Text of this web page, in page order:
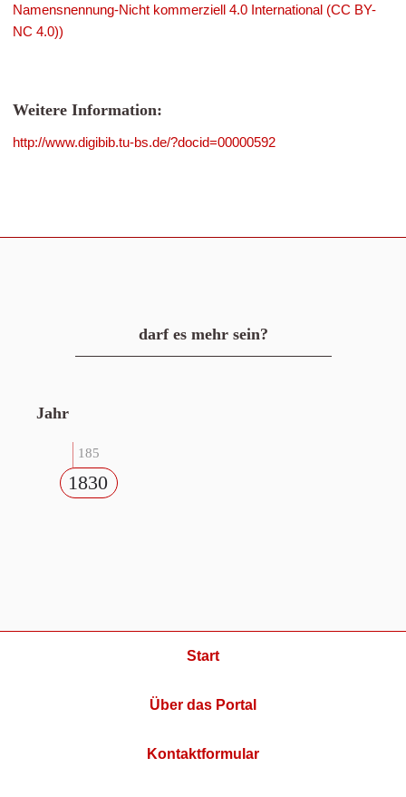
Namensnennung-Nicht kommerziell 4.0 International (CC BY-
NC 4.0))
Weitere Information:
http://www.digibib.tu-bs.de/?docid=00000592
darf es mehr sein?
Jahr
185
1830
Start
Über das Portal
Kontaktformular